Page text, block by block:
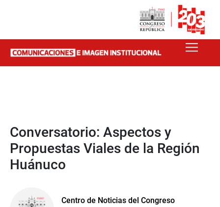
Conversatorio: Aspectos y
Propuestas Viales de la Región
Huánuco
Centro de Noticias del Congreso